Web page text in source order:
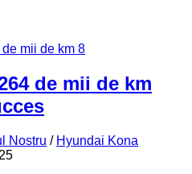
8
de mii de km
Nostru / Hyundai Kona